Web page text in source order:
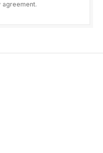
agreement.